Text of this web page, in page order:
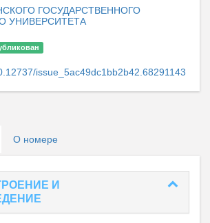
ГОСУДАРСТВЕННОГО
УНИВЕРСИТЕТА
issue_5ac49dc1bb2b42.68291143
О номере
И